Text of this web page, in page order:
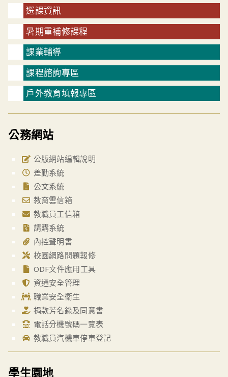
選課資訊
暑期重補修課程
課業輔導
課程諮詢專區
戶外教育填報專區
公務網站
公版網站編輯說明
差勤系統
公文系統
教育雲信箱
教職員工信箱
請購系統
內控聲明書
校園網路問題報修
ODF文件應用工具
資通安全管理
職業安全衛生
捐款芳名錄及同意書
電話分機號碼一覽表
教職員汽機車停車登記
學生園地